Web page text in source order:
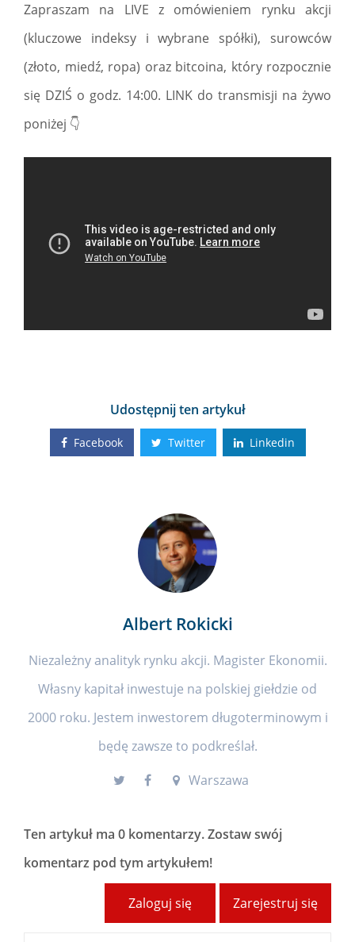
Zapraszam na LIVE z omówieniem rynku akcji
(kluczowe indeksy i wybrane spółki), surowców
(złoto, miedź, ropa) oraz bitcoina, który rozpocznie
się DZIŚ o godz. 14:00. LINK do transmisji na żywo
poniżej 👇
Udostępnij ten artykuł
Facebook Twitter Linkedin
Albert Rokicki
Niezależny analityk rynku akcji. Magister Ekonomii.
Własny kapitał inwestuje na polskiej giełdzie od
2000 roku. Jestem inwestorem długoterminowym i
będę zawsze to podkreślał.
Warszawa
Ten artykuł ma 0 komentarzy. Zostaw swój
komentarz pod tym artykułem!
Zarejestruj się
Zaloguj się